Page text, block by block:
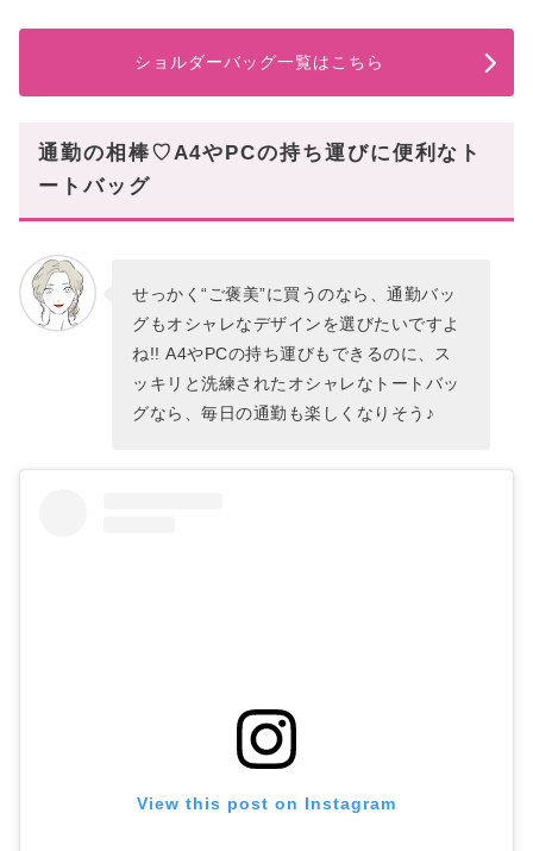
ショルダーバッグ一覧はこちら
通勤の相棒♡A4やPCの持ち運びに便利なト
ートバッグ
せっかく“ご褒美”に買うのなら、通勤バッ
グもオシャレなデザインを選びたいですよ
ね!! A4やPCの持ち運びもできるのに、ス
ッキリと洗練されたオシャレなトートバッ
グなら、毎日の通勤も楽しくなりそう♪
View this post on Instagram